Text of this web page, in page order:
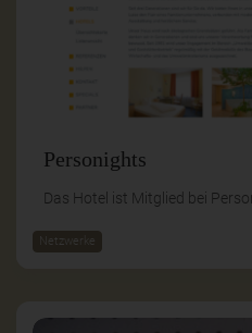
Personights
Das Hotel ist Mitglied bei
Netzwerke